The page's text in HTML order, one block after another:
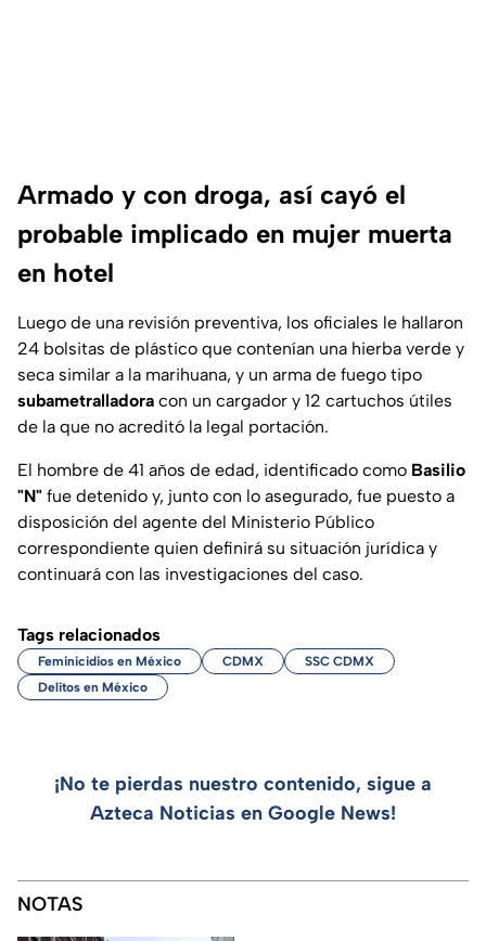
Armado y con droga, así cayó el
probable implicado en mujer muerta
en hotel
Luego de una revisión preventiva, los oficiales le hallaron
24 bolsitas de plástico que contenían una hierba verde y
seca similar a la marihuana, y un arma de fuego tipo
subametralladora con un cargador y 12 cartuchos útiles
de la que no acreditó la legal portación.
El hombre de 41 años de edad, identificado como Basilio
"N" fue detenido y, junto con lo asegurado, fue puesto a
disposición del agente del Ministerio Público
correspondiente quien definirá su situación jurídica y
continuará con las investigaciones del caso.
Tags relacionados
Feminicidios en México CDMX
SSC CDMX
Delitos en México
¡No te pierdas nuestro contenido, sigue a
Azteca Noticias en Google News!
NOTAS